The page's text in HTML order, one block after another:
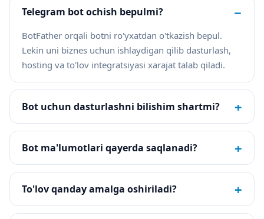
Telegram bot ochish bepulmi? −
BotFather orqali botni ro'yxatdan o'tkazish bepul.
Lekin uni biznes uchun ishlaydigan qilib dasturlash,
hosting va to'lov integratsiyasi xarajat talab qiladi.
Bot uchun dasturlashni bilishim shartmi? +
Bot ma'lumotlari qayerda saqlanadi? +
To'lov qanday amalga oshiriladi? +